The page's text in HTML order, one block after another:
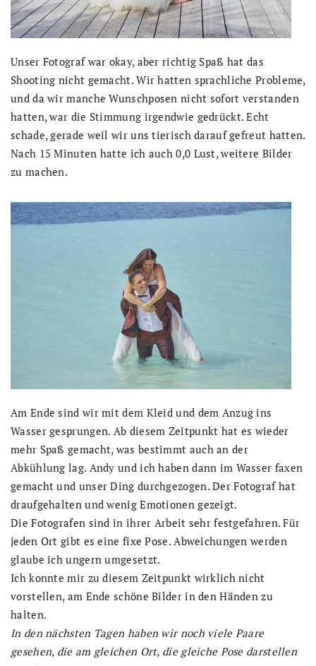
Unser Fotograf war okay, aber richtig Spaß hat das
Shooting nicht gemacht. Wir hatten sprachliche Probleme,
und da wir manche Wunschposen nicht sofort verstanden
hatten, war die Stimmung irgendwie gedrückt. Echt
schade, gerade weil wir uns tierisch darauf gefreut hatten.
Nach 15 Minuten hatte ich auch 0,0 Lust, weitere Bilder
zu machen.
Am Ende sind wir mit dem Kleid und dem Anzug ins
Wasser gesprungen. Ab diesem Zeitpunkt hat es wieder
mehr Spaß gemacht, was bestimmt auch an der
Abkühlung lag. Andy und ich haben dann im Wasser faxen
gemacht und unser Ding durchgezogen. Der Fotograf hat
draufgehalten und wenig Emotionen gezeigt.
Die Fotografen sind in ihrer Arbeit sehr festgefahren. Für
jeden Ort gibt es eine fixe Pose. Abweichungen werden
glaube ich ungern umgesetzt.
Ich konnte mir zu diesem Zeitpunkt wirklich nicht
vorstellen, am Ende schöne Bilder in den Händen zu
halten.
In den nächsten Tagen haben wir noch viele Paare
gesehen, die am gleichen Ort, die gleiche Pose darstellen